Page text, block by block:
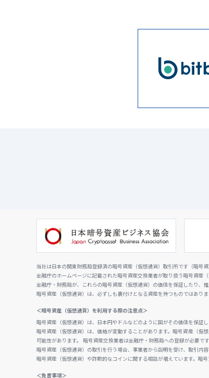
当社は日本の関東財務局登録済の暗号資産（仮想通貨）取引所です（暗号
金融庁のホームページに記載された暗号資産交換業者が取り扱う暗号資産
金融庁・財務局が、これらの暗号資産（仮想通貨）の価値を保証したり、推
暗号資産（仮想通貨）は、必ずしも裏付けとなる資産を持つものではあり
＜暗号資産（仮想通貨）を利用する際の注意点＞
暗号資産（仮想通貨）は、日本円やドルなどのように国がその価値を保証
暗号資産（仮想通貨）は、価格が変動することがあります。暗号資産（仮
可能性があります。 暗号資産交換業者は金融庁・財務局への登録が必要で
暗号資産（仮想通貨）の取引を行う場合、事業者から説明を受け、取引内
暗号資産（仮想通貨）や詐欺的なコインに関する相談が増えています。暗
＜免責事項＞